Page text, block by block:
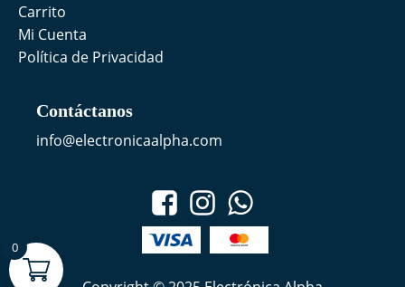
Carrito
Mi Cuenta
Política de Privacidad
Contáctanos
info@electronicaalpha.com
0